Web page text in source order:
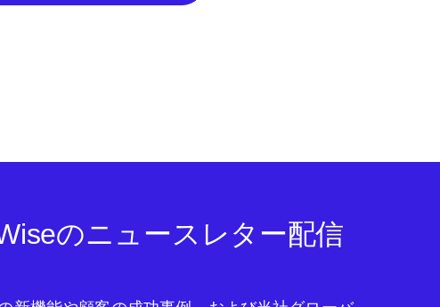
のニュースレター配信